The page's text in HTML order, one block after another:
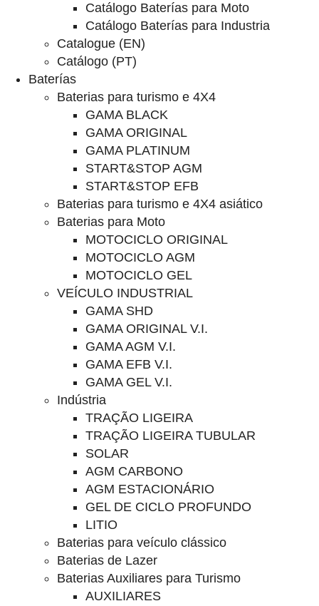
Catálogo Baterías para Moto
Catálogo Baterías para Industria
Catalogue (EN)
Catálogo (PT)
Baterías
Baterias para turismo e 4X4
GAMA BLACK
GAMA ORIGINAL
GAMA PLATINUM
START&STOP AGM
START&STOP EFB
Baterias para turismo e 4X4 asiático
Baterias para Moto
MOTOCICLO ORIGINAL
MOTOCICLO AGM
MOTOCICLO GEL
VEÍCULO INDUSTRIAL
GAMA SHD
GAMA ORIGINAL V.I.
GAMA AGM V.I.
GAMA EFB V.I.
GAMA GEL V.I.
Indústria
TRAÇÃO LIGEIRA
TRAÇÃO LIGEIRA TUBULAR
SOLAR
AGM CARBONO
AGM ESTACIONÁRIO
GEL DE CICLO PROFUNDO
LITIO
Baterias para veículo clássico
Baterias de Lazer
Baterias Auxiliares para Turismo
AUXILIARES